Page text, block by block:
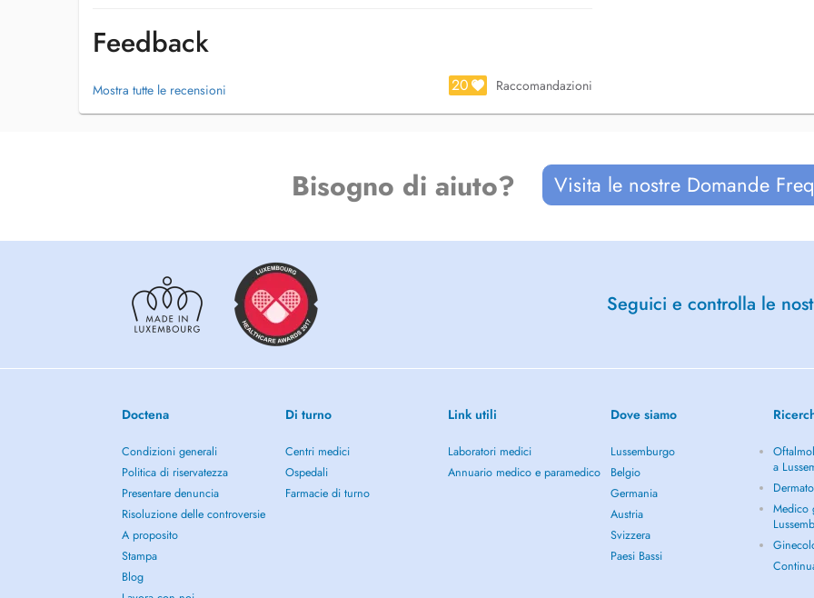
Feedback
Mostra tutte le recensioni 20 Raccomandazioni
Bisogno di aiuto? Visita le nostre Domande
Seguici e controlla le
Doctena
Condizioni generali
Politica di riservatezza
Presentare denuncia
Risoluzione delle controversie
A proposito
Stampa
Blog
Di turno
Centri medici
Ospedali
Farmacie di turno
Link utili
Laboratori medici
Annuario medico e paramedico
Dove siamo
Lussemburgo
Belgio
Germania
Austria
Svizzera
Paesi Bassi
a
Medico